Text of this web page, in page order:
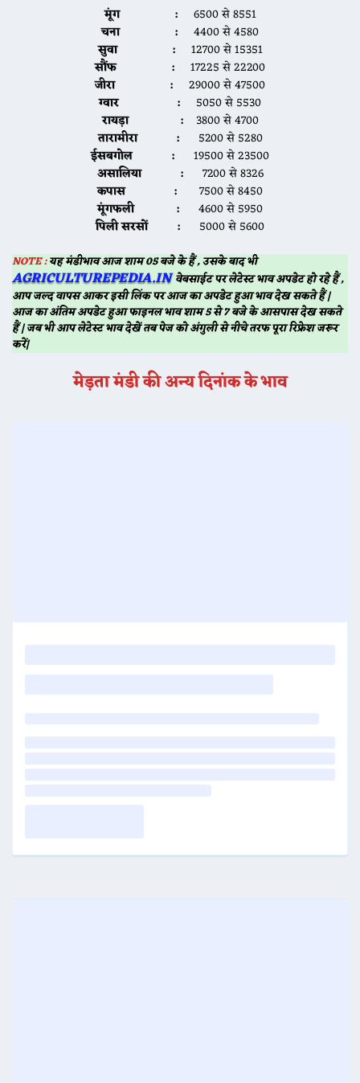
मूंग :
6500 से 8551
चना :
4400 से 4580
सुवा :
12700 से 15351
सौंफ :
17225 से 22200
जीरा :
29000 से 47500
ग्वार :
5050 से 5530
रायड़ा :
3800 से 4700
तारामीरा : 5200 से 5280
ईसबगोल : 19500 से 23500
असालिया :
7200 से 8326
कपास :
7500 से 8450
मूंगफली :
4600 से 5950
पिली सरसों :
5000 से 5600
NOTE :यह मंडीभाव आज शाम 05 बजे के हैं , उसके बाद भी
AGRICULTUREPEDIA.INवेबसाईट पर लेटेस्ट भाव अपडेट हो रहे हैं ,
आप जल्द वापस आकर इसी लिंक पर आज का अपडेट हुआ भाव देख सकते हैं |
आज का अंतिम अपडेट हुआ फाइनल भाव शाम 5 से 7 बजे के आसपास देख सकते
हैं | जब भी आप लेटेस्ट भाव देखें तब पेज को अंगुली से नीचे तरफ पूरा रिफ्रेश जरूर
करें|
मेड़ता मंडी की अन्य दिनांक के भाव